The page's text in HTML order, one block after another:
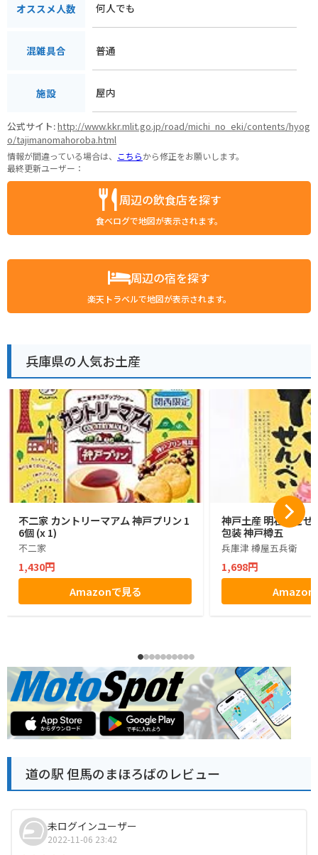
オススメ人数 何人でも
混雑具合 普通
施設 屋内
公式サイト:http://www.kkr.mlit.go.jp/road/michi_no_eki/contents/hyog
o/tajimanomahoroba.html
情報が間違っている場合は、 こちらから修正をお願いします。
最終更新ユーザー：
周辺の飲食店を探す
食べログで地図が表示されます。
周辺の宿を探す
楽天トラベルで地図が表示されます。
兵庫県の人気お土産
不二家 カントリーマアム 神戸プリン 1
6個 (x 1)
不二家
1,430円
Amazonで見る
神戸土産 明石たこせ
包装 神戸樽五
兵庫津 樽屋五兵衛
1,698円
Amazon
道の駅 但馬のまほろばのレビュー
未ログインユーザー
2022-11-06 23:42